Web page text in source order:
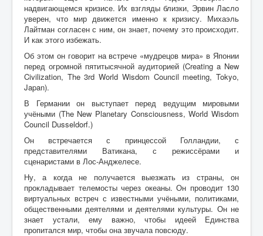
надвигающемся кризисе. Их взгляды близки, Эрвин Лаcло
уверен, что мир движется именно к кризису. Михаэль
Лайтман согласен с ним, он знает, почему это происходит.
И как этого избежать.
Об этом он говорит на встрече «мудрецов мира» в Японии
перед огромной пятитысячной аудиторией (Creating a New
Civilization, The 3rd World Wisdom Council meeting, Tokyo,
Japan).
В Германии он выступает перед ведущим мировыми
учёными (The New Planetary Consciousness, World Wisdom
Council Dusseldorf.)
Он встречается с принцессой Голландии, с
представителями Ватикана, с режиссёрами и
сценаристами в Лос-Анджелесе.
Ну, а когда не получается выезжать из страны, он
прокладывает телемосты через океаны. Он проводит 130
виртуальных встреч с известными учёными, политиками,
общественными деятелями и деятелями культуры. Он не
знает устали, ему важно, чтобы идеей Единства
пропитался мир, чтобы она звучала повсюду.